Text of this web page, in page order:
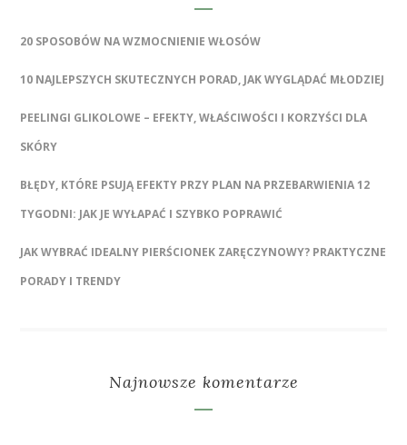
20 SPOSOBÓW NA WZMOCNIENIE WŁOSÓW
10 NAJLEPSZYCH SKUTECZNYCH PORAD, JAK WYGLĄDAĆ MŁODZIEJ
PEELINGI GLIKOLOWE – EFEKTY, WŁAŚCIWOŚCI I KORZYŚCI DLA
SKÓRY
BŁĘDY, KTÓRE PSUJĄ EFEKTY PRZY PLAN NA PRZEBARWIENIA 12
TYGODNI: JAK JE WYŁAPAĆ I SZYBKO POPRAWIĆ
JAK WYBRAĆ IDEALNY PIERŚCIONEK ZARĘCZYNOWY? PRAKTYCZNE
PORADY I TRENDY
Najnowsze komentarze